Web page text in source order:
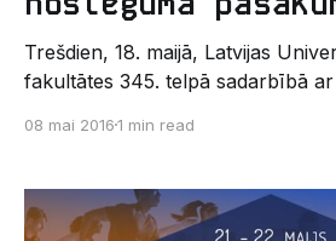
Trešdien, 18. maijā, Latvijas
fakultātes 345. telpā sadarbībā
konkursa noslēguma kārta.
ideja (apraksts, elektronikas
atspoguļojums, programma u.c.
08 mai 20161 min read